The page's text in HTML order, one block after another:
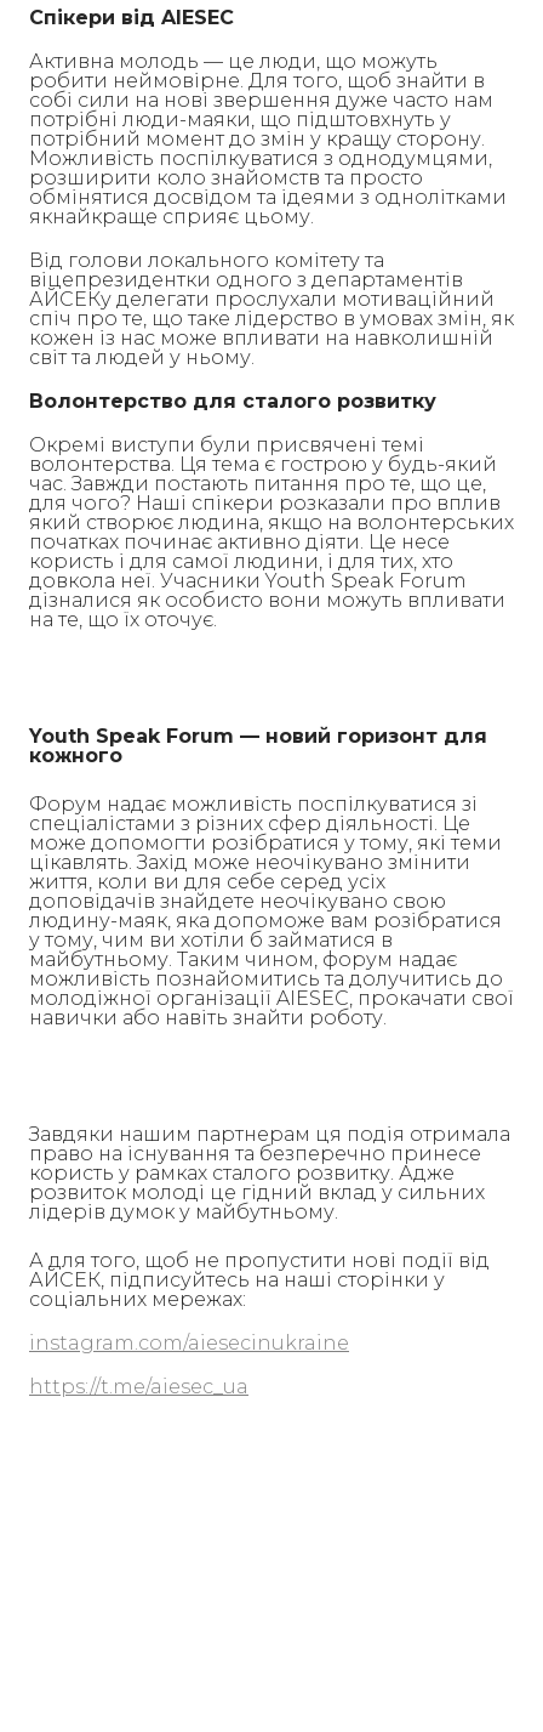
Спікери від AIESEC
Активна молодь — це люди, що можуть
робити неймовірне. Для того, щоб знайти в
собі сили на нові звершення дуже часто нам
потрібні люди-маяки, що підштовхнуть у
потрібний момент до змін у кращу сторону.
Можливість поспілкуватися з однодумцями,
розширити коло знайомств та просто
обмінятися досвідом та ідеями з однолітками
якнайкраще сприяє цьому.
Від голови локального комітету та
віцепрезидентки одного з департаментів
АЙСЕКу делегати прослухали мотиваційний
спіч про те, що таке лідерство в умовах змін, як
кожен із нас може впливати на навколишній
світ та людей у ньому.
Волонтерство для сталого розвитку
Окремі виступи були присвячені темі
волонтерства. Ця тема є гострою у будь-який
час. Завжди постають питання про те, що це,
для чого? Наші спікери розказали про вплив
який створює людина, якщо на волонтерських
початках починає активно діяти. Це несе
користь і для самої людини, і для тих, хто
довкола неї. Учасники Youth Speak Forum
дізналися як особисто вони можуть впливати
на те, що їх оточує.
Youth Speak Forum — новий горизонт для
кожного
Форум надає можливість поспілкуватися зі
спеціалістами з різних сфер діяльності. Це
може допомогти розібратися у тому, які теми
цікавлять. Захід може неочікувано змінити
життя, коли ви для себе серед усіх
доповідачів знайдете неочікувано свою
людину-маяк, яка допоможе вам розібратися
у тому, чим ви хотіли б займатися в
майбутньому. Таким чином, форум надає
можливість познайомитись та долучитись до
молодіжної організації AIESEC, прокачати свої
навички або навіть знайти роботу.
Завдяки нашим партнерам ця подія отримала
право на існування та безперечно принесе
користь у рамках сталого розвитку. Адже
розвиток молоді це гідний вклад у сильних
лідерів думок у майбутньому.
А для того, щоб не пропустити нові події від
АЙСЕК, підписуйтесь на наші сторінки у
соціальних мережах:
instagram.com/aiesecinukraine
https://t.me/aiesec_ua